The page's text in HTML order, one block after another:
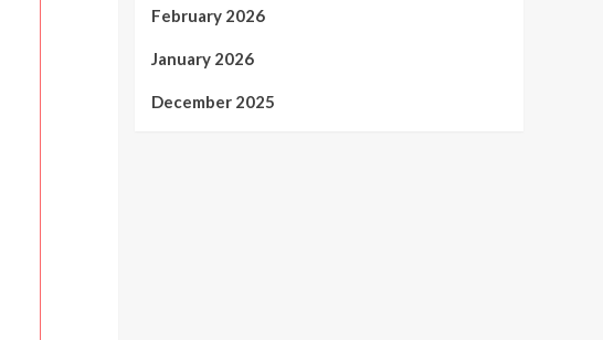
February 2026
January 2026
December 2025